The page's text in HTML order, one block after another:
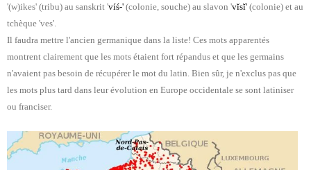
'(w)ikes' (tribu) au sanskrit 'víś-' (colonie, souche) au slavon 'vĭsĭ' (colonie) et au
tchèque 'ves'.
Il faudra mettre l'ancien germanique dans la liste! Ces mots apparentés
montrent clairement que les mots étaient fort répandus et que les germains
n'avaient pas besoin de récupérer le mot du latin. Bien sûr, je n'exclus pas que
les mots plus tard dans leur évolution en Europe occidentale se sont latiniser
ou franciser.